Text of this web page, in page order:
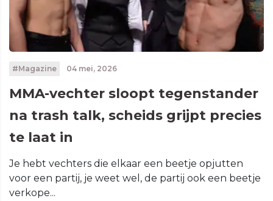
#Magazine 04 mei, 2026
MMA-vechter sloopt tegenstander
na trash talk, scheids grijpt precies
te laat in
Je hebt vechters die elkaar een beetje opjutten
voor een partij, je weet wel, de partij ook een beetje
verkope...